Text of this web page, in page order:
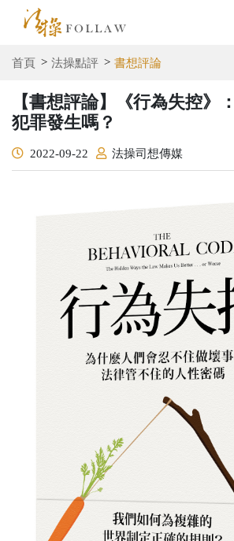
首頁 法操點評 書想評論
【書想評論】《行為失控》
犯罪發生嗎？
2022-09-22 法操司想傳媒